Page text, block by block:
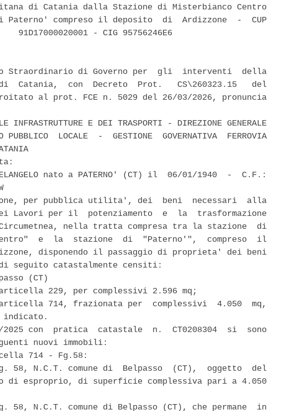
di Catania dalla Stazione di Misterbianco Centro
compreso il deposito  di  Ardizzone  -  CUP
91D17000020001 - CIG 95756246E6
Straordinario di Governo per  gli  interventi  della
Catania,  con  Decreto  Prot.   CS\260323.15   del
al prot. FCE n. 5029 del 26/03/2026, pronuncia
INFRASTRUTTURE E DEI TRASPORTI - DIREZIONE GENERALE
PUBBLICO  LOCALE  -  GESTIONE  GOVERNATIVA  FERROVIA
nato a PATERNO' (CT) il  06/01/1940  -  C.F.:
per pubblica utilita', dei  beni  necessari  alla
Lavori per il  potenziamento  e  la  trasformazione
nella tratta compresa tra la stazione  di
e  la  stazione  di  "Paterno'",  compreso  il
disponendo il passaggio di proprieta' dei beni
seguito catastalmente censiti:
(CT)
229, per complessivi 2.596 mq;
714, frazionata per  complessivi  4.050  mq,
indicato.
con  pratica  catastale  n.  CT0208304  si  sono
nuovi immobili:
714 - Fg.58:
58, N.C.T. comune di  Belpasso  (CT),  oggetto  del
di esproprio, di superficie complessiva pari a 4.050
58, N.C.T. comune di Belpasso (CT), che permane  in